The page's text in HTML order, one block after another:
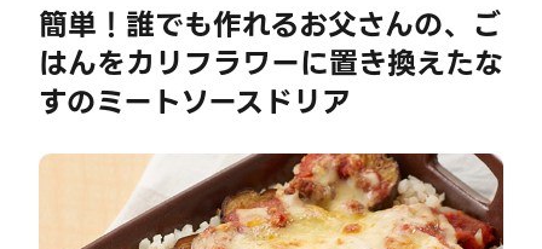
簡単！誰でも作れるお父さんの、ご
はんをカリフラワーに置き換えたな
すのミートソースドリア